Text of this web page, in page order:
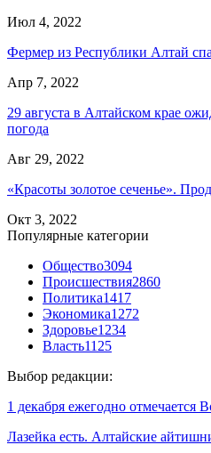
Июл 4, 2022
Фермер из Республики Алтай
Апр 7, 2022
29 августа в Алтайском крае
погода
Авг 29, 2022
«Красоты золотое сеченье».
Окт 3, 2022
Популярные категории
Общество3094
Происшествия2860
Политика1417
Экономика1272
Здоровье1234
Власть1125
Выбор редакции:
1 декабря ежегодно
Лазейка есть. Алтайские